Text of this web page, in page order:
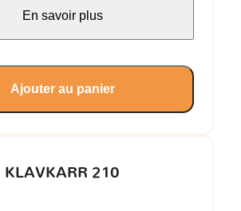
KLAVKARR 210
En savoir plus
Ajouter au panier